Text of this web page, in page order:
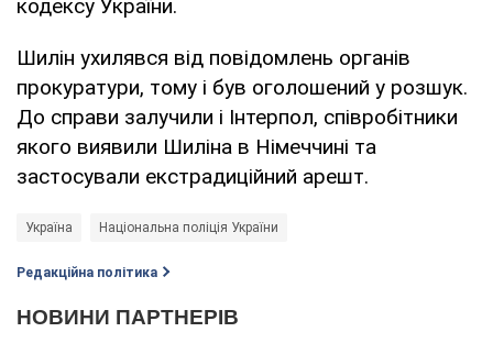
кодексу України.
Шилін ухилявся від повідомлень органів
прокуратури, тому і був оголошений у розшук.
До справи залучили і Інтерпол, співробітники
якого виявили Шиліна в Німеччині та
застосували екстрадиційний арешт.
Україна Національна поліція України
Редакційна політика